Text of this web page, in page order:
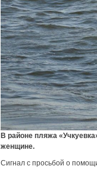
В районе пляжа
женщине.
Сигнал с просьбой о